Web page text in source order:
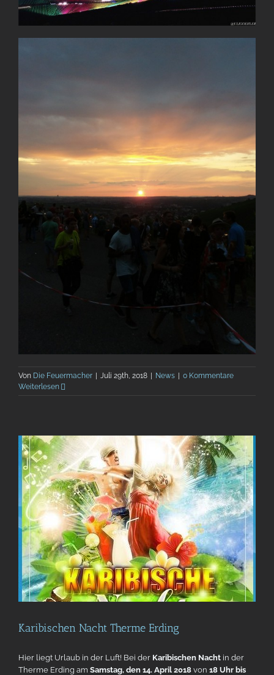
Von Die Feuermacher | Juli 29th, 2018 | News | 0 Kommentare
Weiterlesen
Karibischen Nacht Therme Erding
Hier liegt Urlaub in der Luft! Bei der Karibischen Nacht in der
Therme Erding am Samstag, den 14. April 2018 von 18 Uhr bis